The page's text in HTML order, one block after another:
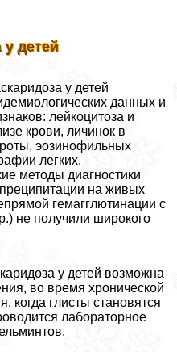
у детей
у детей
данных и
лейкоцитоза и
крови, личинок в
эозинофильных
легких.
методы диагностики
на живых
гемагглютинации с
не получили широкого
у детей возможна
во время хронической
когда глисты становятся
лабораторное